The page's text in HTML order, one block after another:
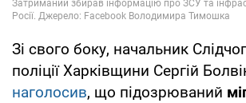
Зі свого боку, начальник
поліції Харківщини Сергій
наголосив, що підозрюваний